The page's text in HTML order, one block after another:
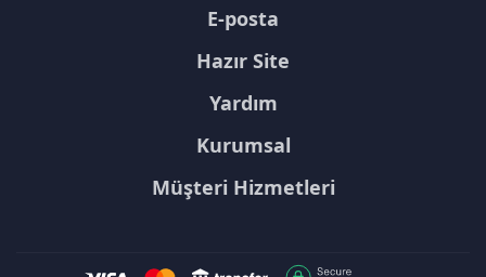
E-posta
Hazır Site
Yardım
Kurumsal
Müşteri Hizmetleri